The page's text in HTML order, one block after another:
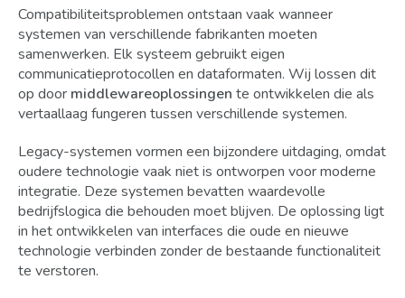
Compatibiliteitsproblemen ontstaan vaak wanneer
systemen van verschillende fabrikanten moeten
samenwerken. Elk systeem gebruikt eigen
communicatieprotocollen en dataformaten. Wij lossen dit
op door middlewareoplossingen te ontwikkelen die als
vertaallaag fungeren tussen verschillende systemen.
Legacy-systemen vormen een bijzondere uitdaging, omdat
oudere technologie vaak niet is ontworpen voor moderne
integratie. Deze systemen bevatten waardevolle
bedrijfslogica die behouden moet blijven. De oplossing ligt
in het ontwikkelen van interfaces die oude en nieuwe
technologie verbinden zonder de bestaande functionaliteit
te verstoren.